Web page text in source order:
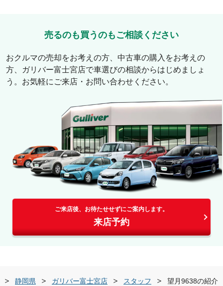
売るのも買うのもご相談ください
おクルマの売却をお考えの方、中古車の購入をお考えの
方、
ガリバー富士宮店で車選びの相談からはじめましょ
う。お気軽にご来店・お問い合わせください。
ご来店後、お待たせせずにご案内します。
来店予約
静岡県 ガリバー富士宮店 スタッフ 望月9638の紹介